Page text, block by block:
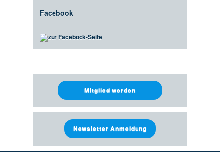
Facebook
zur Facebook-Seite
Mitglied werden
Newsletter Anmeldung